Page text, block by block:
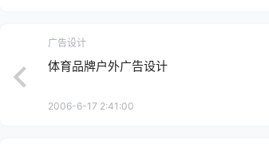
广告设计
体育品牌户外广告设计
2006-6-17 2:41:00